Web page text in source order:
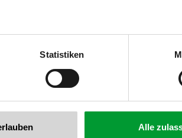
Statistiken
Alle
Übersicht